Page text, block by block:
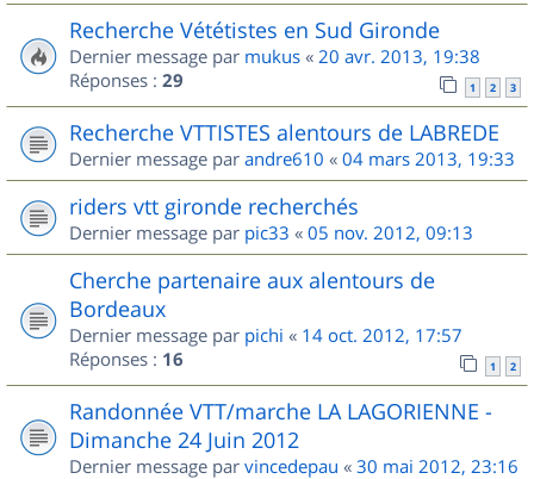
Recherche Vététistes en Sud Gironde
Dernier message par mukus « 20 avr. 2013, 19:38
Réponses : 29 1 2 3
Recherche VTTISTES alentours de LABREDE
Dernier message par andre610 « 04 mars 2013, 19:33
riders vtt gironde recherchés
Dernier message par pic33 « 05 nov. 2012, 09:13
Cherche partenaire aux alentours de
Bordeaux
Dernier message par pichi « 14 oct. 2012, 17:57
Réponses : 16 1 2
Randonnée VTT/marche LA LAGORIENNE -
Dimanche 24 Juin 2012
Dernier message par vincedepau « 30 mai 2012, 23:16